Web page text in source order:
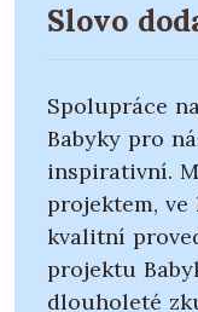
Slovo
Spolupráce
Babyky pro
inspirativní.
projektem,
kvalitní
projektu
dlouholeté